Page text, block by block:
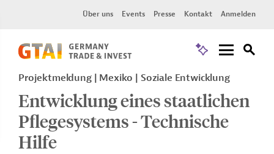
Über uns Events Presse Kontakt Anmelden
Projektmeldung Mexiko Soziale Entwicklung
Entwicklung eines staatlichen
Pflegesystems - Technische
Hilfe